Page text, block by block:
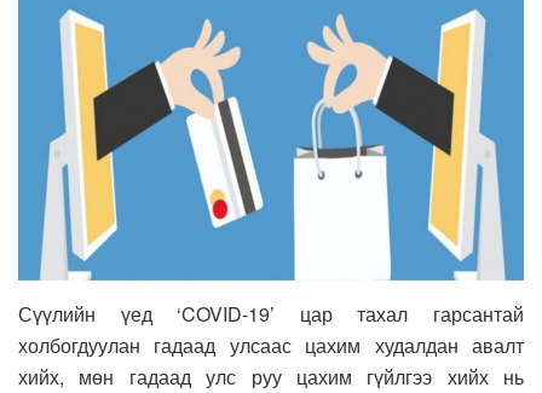
Сүүлийн үед ‘COVID-19’ цар тахал гарсантай
холбогдуулан гадаад улсаас цахим худалдан авалт
хийх, мөн гадаад улс руу цахим гүйлгээ хийх нь